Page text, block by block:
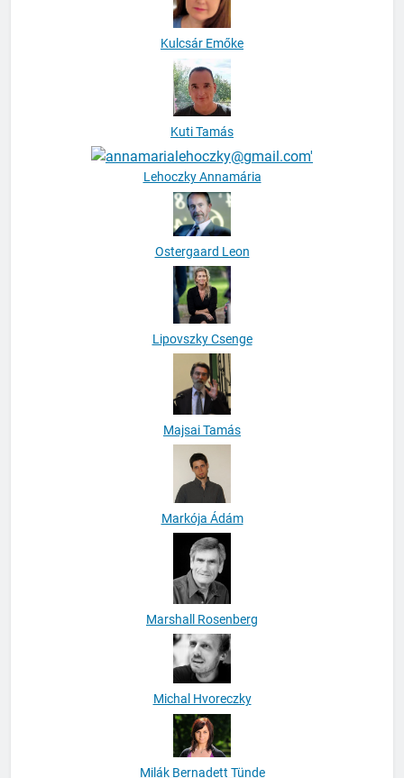
Kulcsár Emőke
Kuti Tamás
Lehoczky Annamária
Ostergaard Leon
Lipovszky Csenge
Majsai Tamás
Markója Ádám
Marshall Rosenberg
Michal Hvoreczky